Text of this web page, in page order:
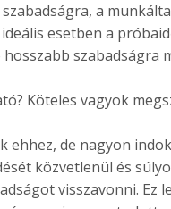
a
esetben a
szabadságra
Köteles vagyok
de nagyon
közvetlenül és
visszavonni. Ez